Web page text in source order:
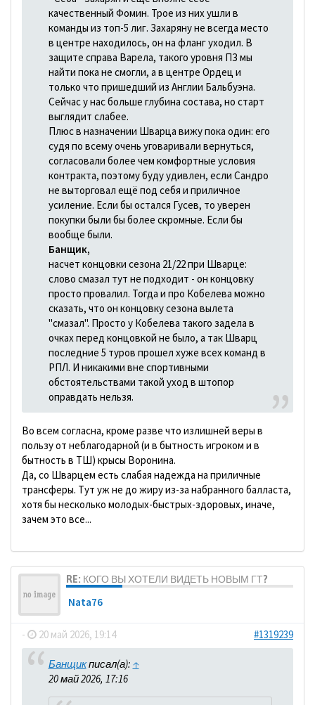
качественный Фомин. Трое из них ушли в
команды из топ-5 лиг. Захаряну не всегда место
в центре находилось, он на фланг уходил. В
защите справа Варела, такого уровня ПЗ мы
найти пока не смогли, а в центре Ордец и
только что пришедший из Англии Бальбуэна.
Сейчас у нас больше глубина состава, но старт
выглядит слабее.
Плюс в назначении Шварца вижу пока один: его
судя по всему очень уговаривали вернуться,
согласовали более чем комфортные условия
контракта, поэтому буду удивлен, если Сандро
не выторговал ещё под себя и приличное
усиление. Если бы остался Гусев, то уверен
покупки были бы более скромные. Если бы
вообще были.
Банщик,
насчет концовки сезона 21/22 при Шварце:
слово смазал тут не подходит - он концовку
просто провалил. Тогда и про Кобелева можно
сказать, что он концовку сезона вылета
"смазал". Просто у Кобелева такого задела в
очках перед концовкой не было, а так Шварц
последние 5 туров прошел хуже всех команд в
РПЛ. И никакими вне спортивными
обстоятельствами такой уход в штопор
оправдать нельзя.
Во всем согласна, кроме разве что излишней веры в
пользу от неблагодарной (и в бытность игроком и в
бытность в ТШ) крысы Воронина.
Да, со Шварцем есть слабая надежда на приличные
трансферы. Тут уж не до жиру из-за набранного балласта,
хотя бы несколько молодых-быстрых-здоровых, иначе,
зачем это все...
RE: КОГО ВЫ ХОТЕЛИ ВИДЕТЬ НОВЫМ ГТ?
Nata76
- 20 май 2026, 19:14 #1319239
Банщикписал(а): ↑
20 май 2026, 17:16